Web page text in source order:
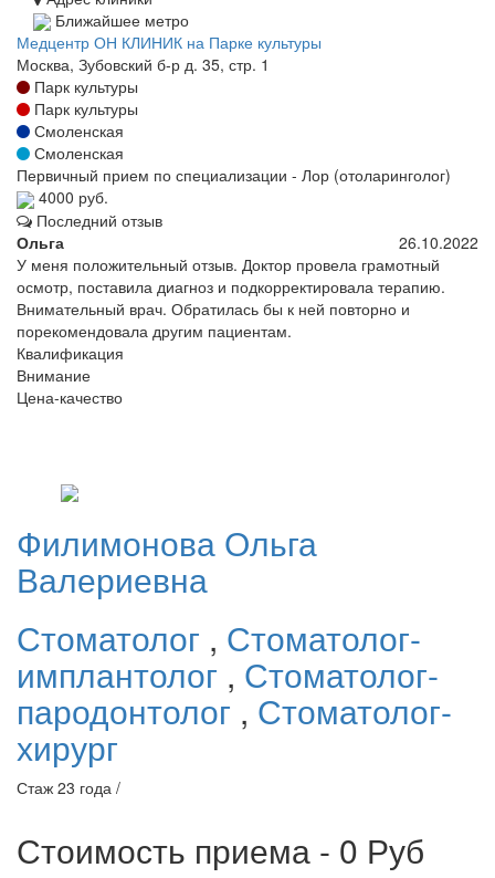
Ближайшее метро
Медцентр ОН КЛИНИК на Парке культуры
Москва, Зубовский б-р д. 35, стр. 1
Парк культуры
Парк культуры
Смоленская
Смоленская
Первичный прием по специализации - Лор (отоларинголог)
4000 руб.
Последний отзыв
Ольга
26.10.2022
У меня положительный отзыв. Доктор провела грамотный
осмотр, поставила диагноз и подкорректировала терапию.
Внимательный врач. Обратилась бы к ней повторно и
порекомендовала другим пациентам.
Квалификация
Внимание
Цена-качество
Филимонова Ольга
Валериевна
Стоматолог , Стоматолог-
имплантолог , Стоматолог-
пародонтолог , Стоматолог-
хирург
Стаж 23 года /
Стоимость приема - 0 Руб